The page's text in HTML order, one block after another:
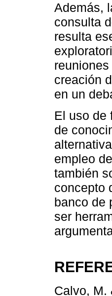
Además,
consulta
resulta
creación
en un
El uso de
de
empleo
también
concepto
banco de
ser
Calvo, M.